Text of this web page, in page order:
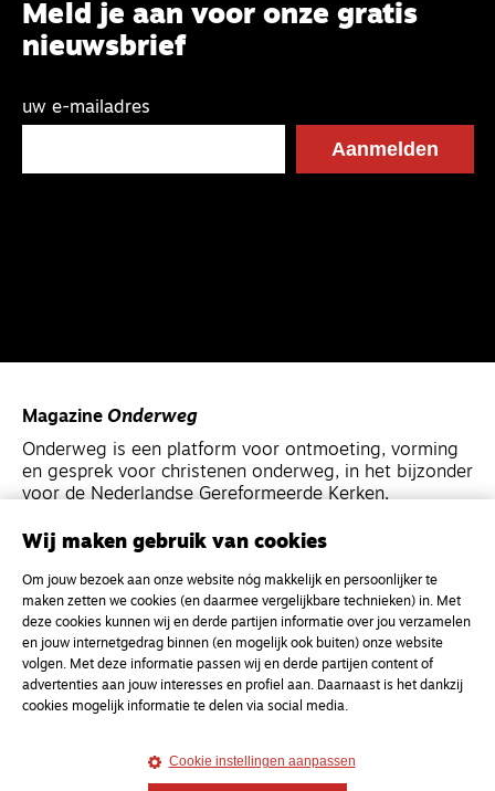
Meld je aan voor onze gratis
nieuwsbrief
uw e-mailadres
Magazine Onderweg
Onderweg is een platform voor ontmoeting, vorming
en gesprek voor christenen onderweg, in het bijzonder
voor de Nederlandse Gereformeerde Kerken.
MagazineOnderweg
Kvk-nummer 33277063
NL46 INGB 0117 5827 86
info@onderwegonline.nl
Wij maken gebruik van cookies
Om jouw bezoek aan onze website nóg makkelijk en persoonlijker te
maken zetten we cookies (en daarmee vergelijkbare technieken) in. Met
deze cookies kunnen wij en derde partijen informatie over jou verzamelen
en jouw internetgedrag binnen (en mogelijk ook buiten) onze website
volgen. Met deze informatie passen wij en derde partijen content of
advertenties aan jouw interesses en profiel aan. Daarnaast is het dankzij
cookies mogelijk informatie te delen via social media.
Cookie instellingen aanpassen